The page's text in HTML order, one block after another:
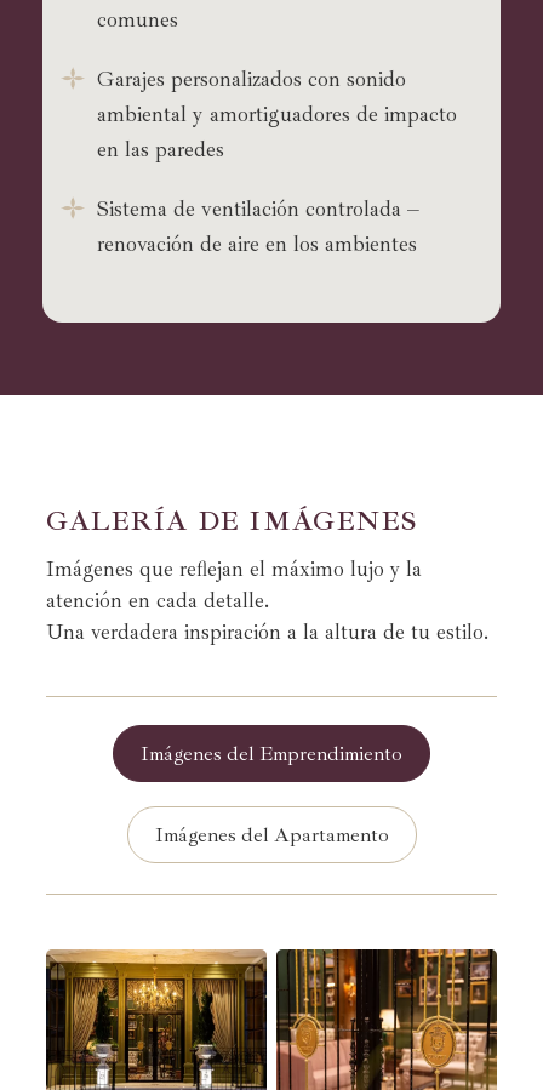
comunes
Garajes personalizados con sonido
ambiental y amortiguadores de impacto
en las paredes
Sistema de ventilación controlada –
renovación de aire en los ambientes
GALERÍA DE IMÁGENES
Imágenes que reflejan el máximo lujo y la
atención en cada detalle.
Una verdadera inspiración a la altura de tu estilo.
Imágenes del Emprendimiento
Imágenes del Apartamento